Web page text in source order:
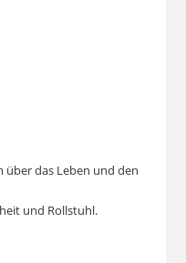
über das Leben und den
und Rollstuhl.